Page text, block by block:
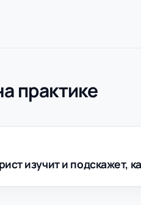
практике
изучит и подскажет,